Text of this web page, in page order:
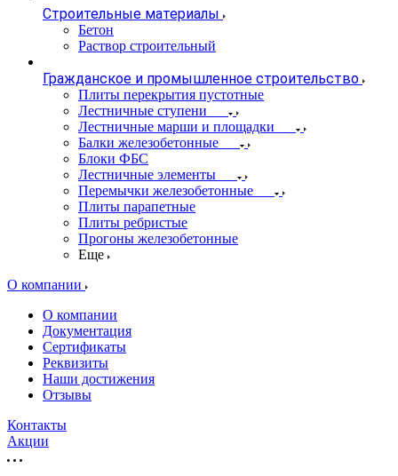
Строительные материалы
Бетон
Раствор строительный
Гражданское и промышленное строительство
Плиты перекрытия пустотные
Лестничные ступени
Лестничные марши и площадки
Балки железобетонные
Блоки ФБС
Лестничные элементы
Перемычки железобетонные
Плиты парапетные
Плиты ребристые
Прогоны железобетонные
Еще
О компании
О компании
Документация
Сертификаты
Реквизиты
Наши достижения
Отзывы
Контакты
Акции